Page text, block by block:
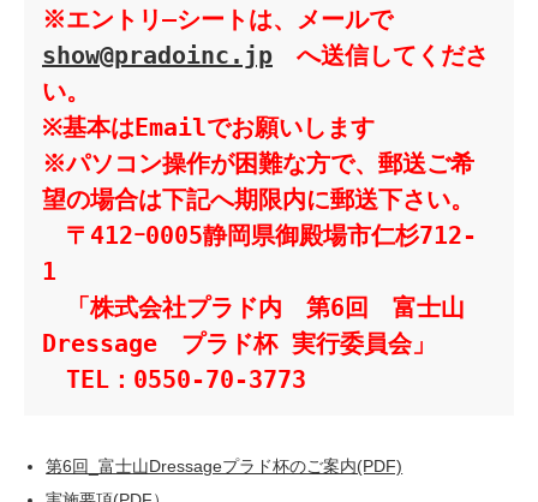
※エントリ―シートは、メールで
show@pradoinc.jp へ送信してくださ
い。
※基本はEmailでお願いします
※パソコン操作が困難な方で、郵送ご希
望の場合は下記へ期限内に郵送下さい。
〒412ｰ0005静岡県御殿場市仁杉712-
1
「株式会社プラド内　第6回　富士山
Dressage　プラド杯 実行委員会」
TEL：0550-70-3773
第6回_富士山Dressageプラド杯のご案内(PDF)